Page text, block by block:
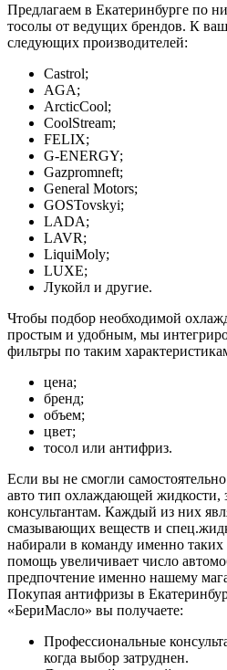
Предлагаем в Екатеринбурге по
тосолы от ведущих брендов. К
следующих производителей:
Castrol;
AGA;
ArcticCool;
CoolStream;
FELIX;
G-ENERGY;
Gazpromneft;
General Motors;
GOSTovskyi;
LADA;
LAVR;
LiquiMoly;
LUXE;
Лукойл и другие.
Чтобы подбор необходимой
простым и удобным, мы
фильтры по таким
цена;
бренд;
объем;
цвет;
тосол или антифриз.
Если вы не смогли
авто тип охлаждающей жидкости,
консультантам. Каждый из них
смазывающих веществ и
набирали в команду именно
помощь увеличивает число
предпочтение именно нашему
Покупая антифризы в
«БериМасло» вы получаете:
Профессиональные
когда выбор затруднен.